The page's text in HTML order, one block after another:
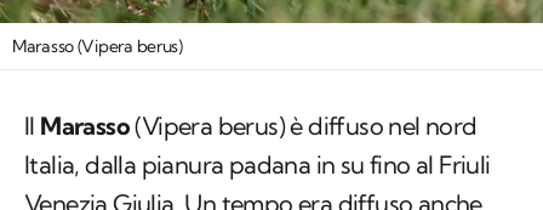
Marasso (Vipera berus)
Il Marasso(Vipera berus) è diffuso nel nord
Italia, dalla pianura padana in su fino al Friuli
Venezia Giulia. Un tempo era diffuso anche